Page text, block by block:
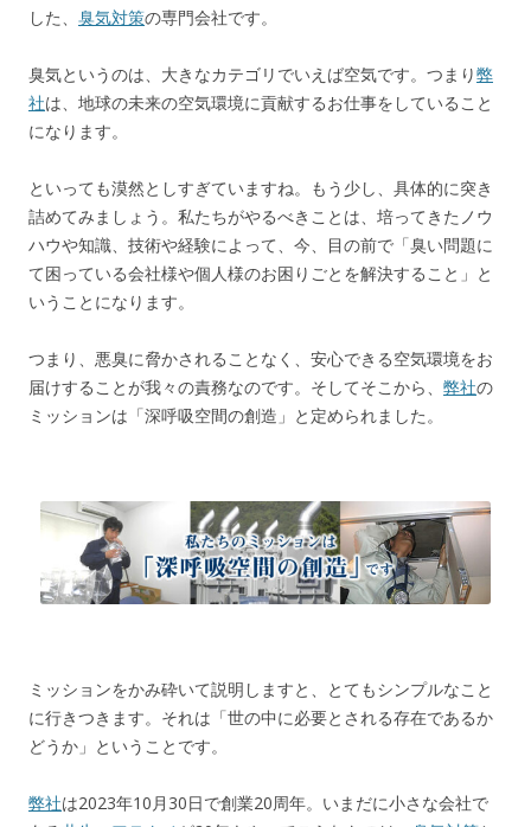
した、 臭気対策の専門会社です。
臭気というのは、大きなカテゴリでいえば空気です。つまり弊
社は、地球の未来の空気環境に貢献するお仕事をしていること
になります。
といっても漠然としすぎていますね。もう少し、具体的に突き
詰めてみましょう。私たちがやるべきことは、培ってきたノウ
ハウや知識、技術や経験によって、今、目の前で「臭い問題に
て困っている会社様や個人様のお困りごとを解決すること」と
いうことになります。
つまり、悪臭に脅かされることなく、安心できる空気環境をお
届けすることが我々の責務なのです。そしてそこから、 弊社の
ミッションは「深呼吸空間の創造」と定められました。
ミッションをかみ砕いて説明しますと、とてもシンプルなこと
に行きつきます。それは「世の中に必要とされる存在であるか
どうか」ということです。
弊社は2023年10月30日で創業20周年。いまだに小さな会社で